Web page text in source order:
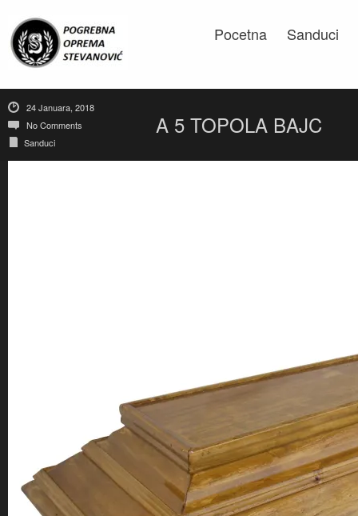
Pocetna Sanduci
24 Januara, 2018
No Comments
Sanduci
A 5 TOPOLA BAJC